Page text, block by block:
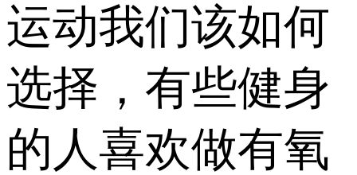
运动我们该如何
选择，有些健身
的人喜欢做有氧